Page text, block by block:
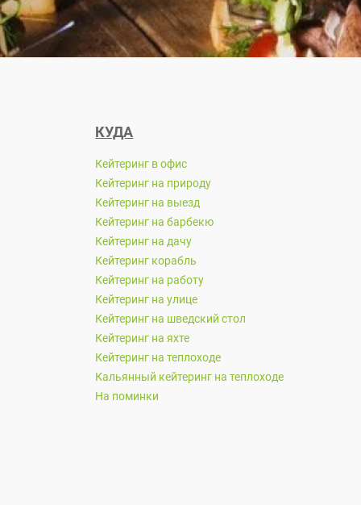
КУДА
Кейтеринг в офис
Кейтеринг на природу
Кейтеринг на выезд
Кейтеринг на барбекю
Кейтеринг на дачу
Кейтеринг корабль
Кейтеринг на работу
Кейтеринг на улице
Кейтеринг на шведский стол
Кейтеринг на яхте
Кейтеринг на теплоходе
Кальянный кейтеринг на теплоходе
На поминки